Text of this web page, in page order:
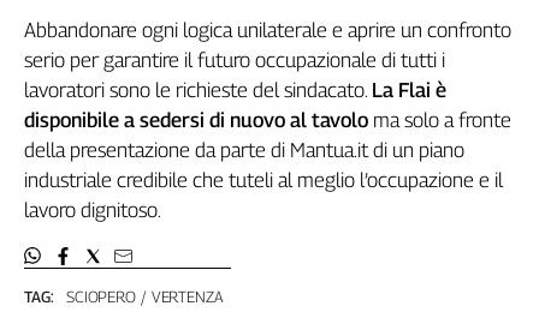
Inserti
Idea
Diffusa
InFlai
Le
trasmissioni
tv
Work
TAG: SCIOPERO VERTENZA
Abbandonare ogni logica unilaterale e aprire un confronto
serio per garantire il futuro occupazionale di tutti i
lavoratori sono le richieste del sindacato. La Flai è
disponibile a sedersi di nuovo al tavolo ma solo a fronte
della presentazione da parte di Mantua.it di un piano
industriale credibile che tuteli al meglio l’occupazione e il
lavoro dignitoso.